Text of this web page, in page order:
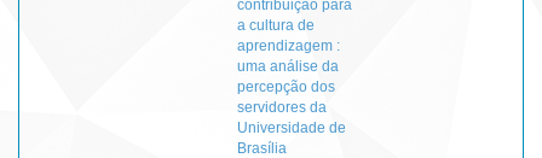
contribuição para
a cultura de
aprendizagem :
uma análise da
percepção dos
servidores da
Universidade de
Brasília